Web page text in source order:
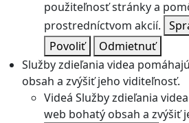
použiteľnosť stránky a
prostredníctvom akcií.
Povoliť
Odmietnuť
Služby zdieľania videa
obsah a zvýšiť jeho viditeľnosť.
Videá Služby zdieľania
web bohatý obsah a zvýšiť